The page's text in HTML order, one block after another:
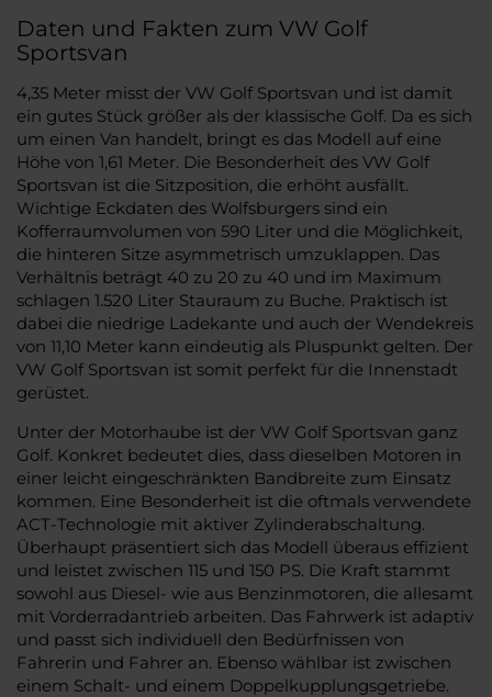
Daten und Fakten zum VW Golf
Sportsvan
4,35 Meter misst der VW Golf Sportsvan und ist damit
ein gutes Stück größer als der klassische Golf. Da es sich
um einen Van handelt, bringt es das Modell auf eine
Höhe von 1,61 Meter. Die Besonderheit des VW Golf
Sportsvan ist die Sitzposition, die erhöht ausfällt.
Wichtige Eckdaten des Wolfsburgers sind ein
Kofferraumvolumen von 590 Liter und die Möglichkeit,
die hinteren Sitze asymmetrisch umzuklappen. Das
Verhältnis beträgt 40 zu 20 zu 40 und im Maximum
schlagen 1.520 Liter Stauraum zu Buche. Praktisch ist
dabei die niedrige Ladekante und auch der Wendekreis
von 11,10 Meter kann eindeutig als Pluspunkt gelten. Der
VW Golf Sportsvan ist somit perfekt für die Innenstadt
gerüstet.
Unter der Motorhaube ist der VW Golf Sportsvan ganz
Golf. Konkret bedeutet dies, dass dieselben Motoren in
einer leicht eingeschränkten Bandbreite zum Einsatz
kommen. Eine Besonderheit ist die oftmals verwendete
ACT-Technologie mit aktiver Zylinderabschaltung.
Überhaupt präsentiert sich das Modell überaus effizient
und leistet zwischen 115 und 150 PS. Die Kraft stammt
sowohl aus Diesel- wie aus Benzinmotoren, die allesamt
mit Vorderradantrieb arbeiten. Das Fahrwerk ist adaptiv
und passt sich individuell den Bedürfnissen von
Fahrerin und Fahrer an. Ebenso wählbar ist zwischen
einem Schalt- und einem Doppelkupplungsgetriebe.